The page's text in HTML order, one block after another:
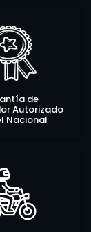
de
Autorizado
Nacional